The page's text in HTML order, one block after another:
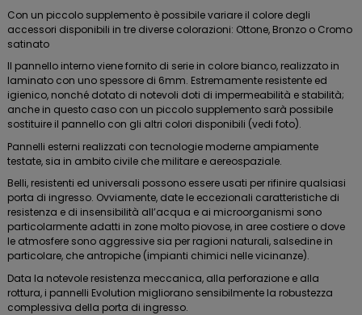
Con un piccolo supplemento è possibile variare il colore degli
accessori disponibili in tre diverse colorazioni: Ottone, Bronzo o Cromo
satinato
Il pannello interno viene fornito di serie in colore bianco, realizzato in
laminato con uno spessore di 6mm. Estremamente resistente ed
igienico, nonché dotato di notevoli doti di impermeabilità e stabilità;
anche in questo caso con un piccolo supplemento sarà possibile
sostituire il pannello con gli altri colori disponibili (vedi foto).
Pannelli esterni realizzati con tecnologie moderne ampiamente
testate, sia in ambito civile che militare e aereospaziale.
Belli, resistenti ed universali possono essere usati per rifinire qualsiasi
porta di ingresso. Ovviamente, date le eccezionali caratteristiche di
resistenza e di insensibilità all’acqua e ai microorganismi sono
particolarmente adatti in zone molto piovose, in aree costiere o dove
le atmosfere sono aggressive sia per ragioni naturali, salsedine in
particolare, che antropiche (impianti chimici nelle vicinanze).
Data la notevole resistenza meccanica, alla perforazione e alla
rottura, i pannelli Evolution migliorano sensibilmente la robustezza
complessiva della porta di ingresso.